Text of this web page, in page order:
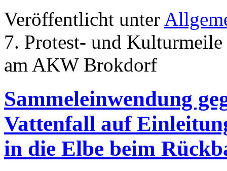
Veröffentlicht unter
7. Protest- und
am AKW Brokdorf
Sammeleinwendung
Vattenfall auf
in die Elbe beim